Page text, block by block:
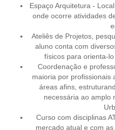
Espaço Arquitetura -
onde ocorre atividades
Ateliês de Projetos,
aluno conta com
físicos para orienta-
Coordenação e
maioria por profissionais
áreas afins,
necessária ao amplo
Curso com disciplinas
mercado atual e com